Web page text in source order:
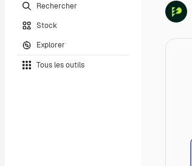
Rechercher
Stock
Explorer
Tous les outils